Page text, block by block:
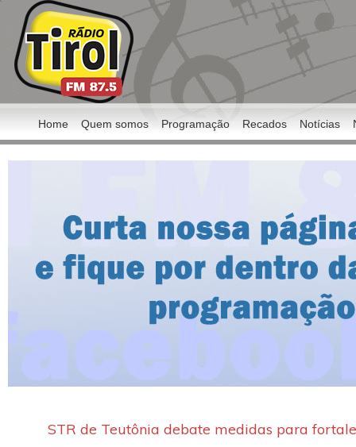
Home Quem somos Programação Recados Notícias
STR de Teutônia debate medidas para